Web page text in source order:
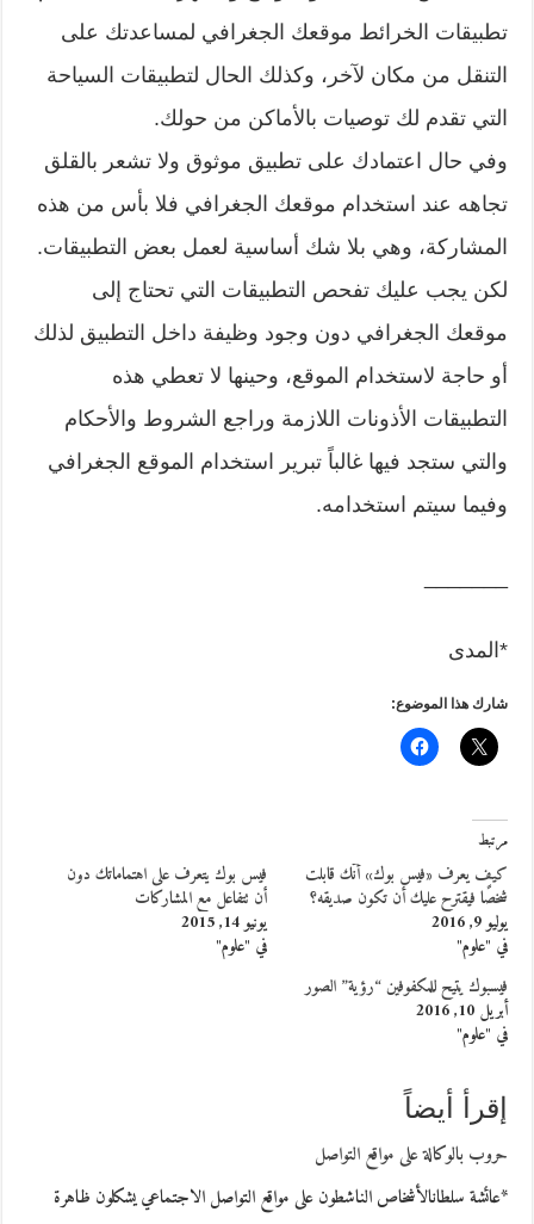
تطبيقات الخرائط موقعك الجغرافي لمساعدتك على
التنقل من مكان لآخر، وكذلك الحال لتطبيقات السياحة
التي تقدم لك توصيات بالأماكن من حولك.
وفي حال اعتمادك على تطبيق موثوق ولا تشعر بالقلق
تجاهه عند استخدام موقعك الجغرافي فلا بأس من هذه
المشاركة، وهي بلا شك أساسية لعمل بعض التطبيقات.
لكن يجب عليك تفحص التطبيقات التي تحتاج إلى
موقعك الجغرافي دون وجود وظيفة داخل التطبيق لذلك
أو حاجة لاستخدام الموقع، وحينها لا تعطي هذه
التطبيقات الأذونات اللازمة وراجع الشروط والأحكام
والتي ستجد فيها غالباً تبرير استخدام الموقع الجغرافي
وفيما سيتم استخدامه.
*المدى
شارك هذا الموضوع:
مرتبط
كيف يعرف «فيس بوك» أنَّك قابلت
شخصًا فيقترح عليك أن تكون صديقه؟
يوليو 9, 2016
في "علوم"
فيس بوك يتعرف على اهتماماتك دون
أن تتفاعل مع المشاركات
يونيو 14, 2015
في "علوم"
فيسبوك يتيح للمكفوفين “رؤية” الصور
أبريل 10, 2016
في "علوم"
إقرأ أيضاً
حروب بالوكالة على مواقع التواصل
*عائشة سلطانالأشخاص الناشطون على مواقع التواصل الاجتماعي يشكلون ظاهرة